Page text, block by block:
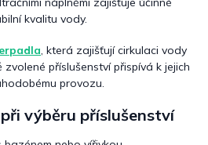
kvalitu vody.
, která zajišťují cirkulaci vody
zvolené příslušenství přispívá k jejich
provozu.
výběru příslušenství